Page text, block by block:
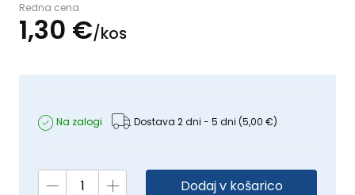
Redna cena
1,30 €/kos
Na zalogi Dostava 2 dni - 5 dni (5,00 €)
Dodaj v košarico